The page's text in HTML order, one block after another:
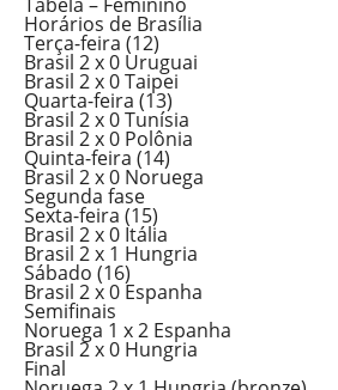
Horários de Brasília
Terça-feira (12)
Brasil 2 x 0 Uruguai
Brasil 2 x 0 Taipei
Quarta-feira (13)
Brasil 2 x 0 Tunísia
Brasil 2 x 0 Polônia
Quinta-feira (14)
Brasil 2 x 0 Noruega
Segunda fase
Sexta-feira (15)
Brasil 2 x 0 Itália
Brasil 2 x 1 Hungria
Sábado (16)
Brasil 2 x 0 Espanha
Semifinais
Noruega 1 x 2 Espanha
Brasil 2 x 0 Hungria
Final